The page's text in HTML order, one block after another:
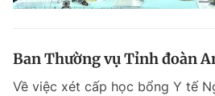
Ban Thường vụ Tỉnh đoàn
Về việc xét cấp học bổng Y tế